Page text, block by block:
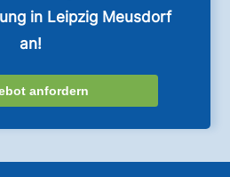
in Leipzig Meusdorf
an!
anfordern